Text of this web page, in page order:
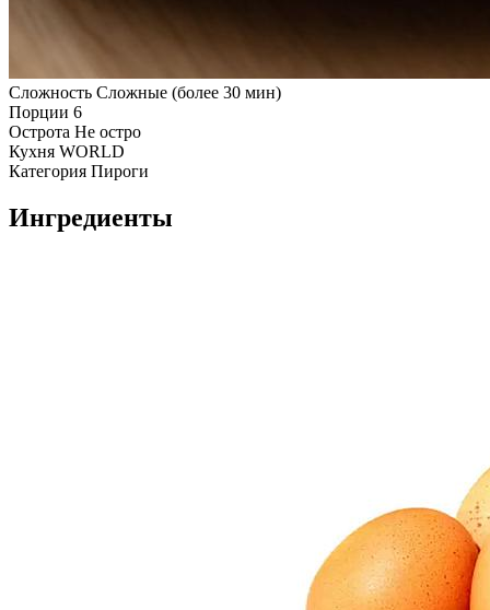
Сложность Сложные (более 30 мин)
Порции 6
Острота Не остро
Кухня WORLD
Категория Пироги
Ингредиенты